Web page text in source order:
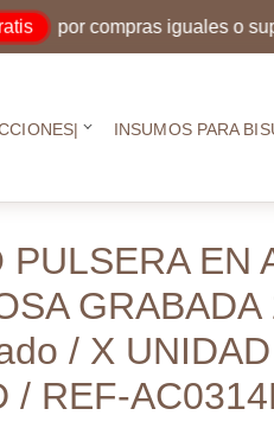
por compras iguales o
INSUMOS PARA
PULSERA EN
/ X
/ REF-